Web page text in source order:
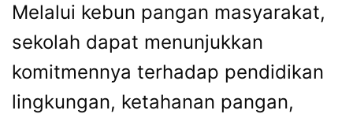
Melalui kebun pangan masyarakat,
sekolah dapat menunjukkan
komitmennya terhadap pendidikan
lingkungan, ketahanan pangan,